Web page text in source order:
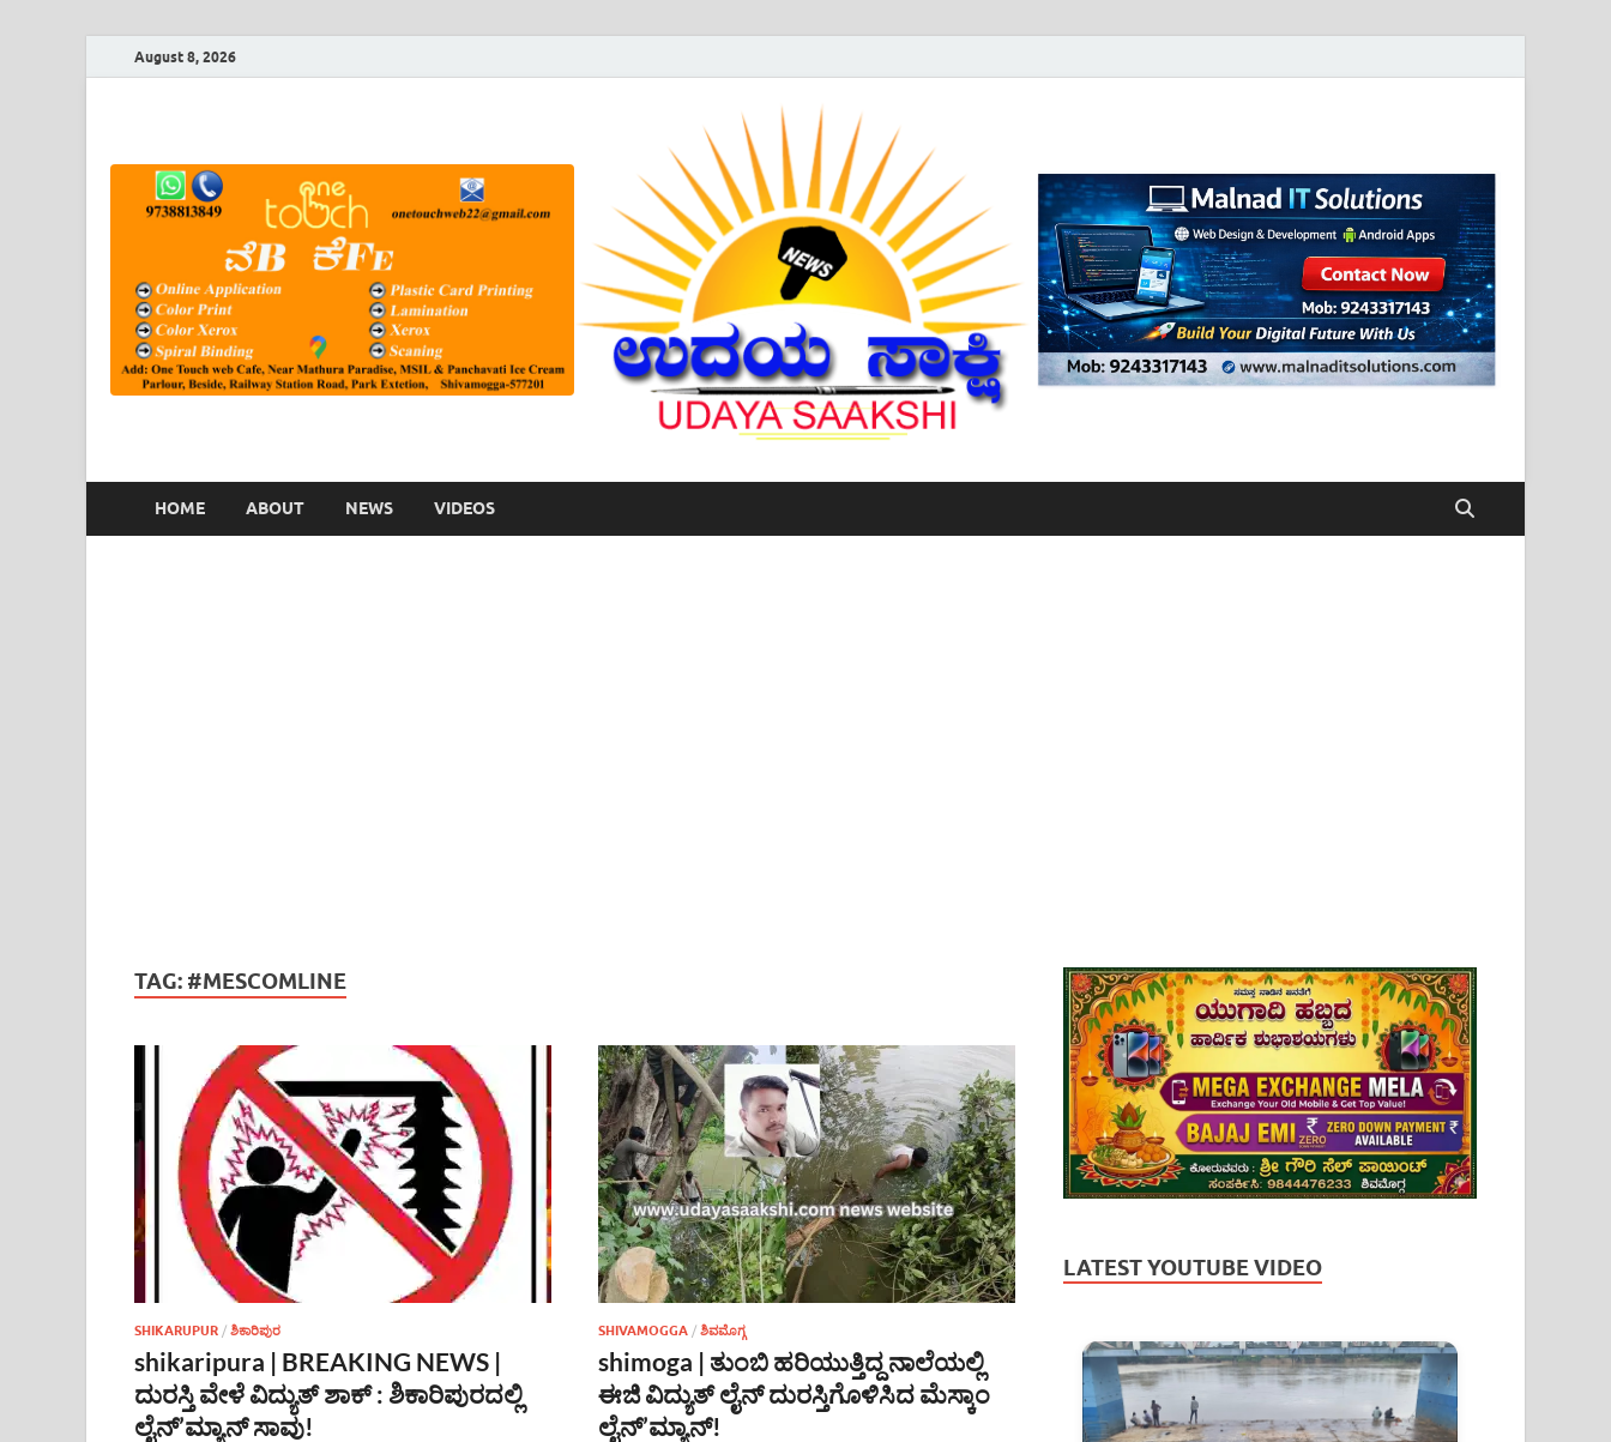
August 8, 2026
HOME ABOUT NEWS VIDEOS
TAG: #MESCOMLINE
SHIKARUPUR / ಶಿಕಾರಿಪುರ
shikaripura | BREAKING NEWS |
ದುರಸ್ತಿ ವೇಳೆ ವಿದ್ಯುತ್ ಶಾಕ್ : ಶಿಕಾರಿಪುರದಲ್ಲಿ
ಲೈನ್’ಮ್ಯಾನ್ ಸಾವು!
SHIVAMOGGA / ಶಿವಮೊಗ್ಗ
shimoga | ತುಂಬಿ ಹರಿಯುತ್ತಿದ್ದ ನಾಲೆಯಲ್ಲಿ
ಈಜಿ ವಿದ್ಯುತ್ ಲೈನ್ ದುರಸ್ತಿಗೊಳಿಸಿದ ಮೆಸ್ಕಾಂ
ಲೈನ್’ಮ್ಯಾನ್!
LATEST YOUTUBE VIDEO